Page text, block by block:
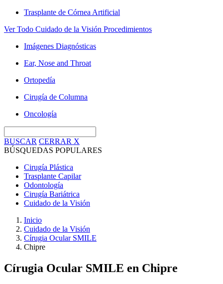
Trasplante de Córnea Artificial
Ver Todo Cuidado de la Visión Procedimientos
Imágenes Diagnósticas
Ear, Nose and Throat
Ortopedía
Cirugía de Columna
Oncología
BUSCAR CERRAR X
BÚSQUEDAS POPULARES
Cirugía Plástica
Trasplante Capilar
Odontología
Cirugía Bariátrica
Cuidado de la Visión
Inicio
Cuidado de la Visión
Círugia Ocular SMILE
Chipre
Círugia Ocular SMILE en Chipre